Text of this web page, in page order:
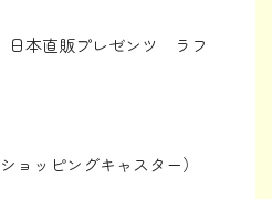
日本直販プレゼンツ ラフ
ッピングキャスター）